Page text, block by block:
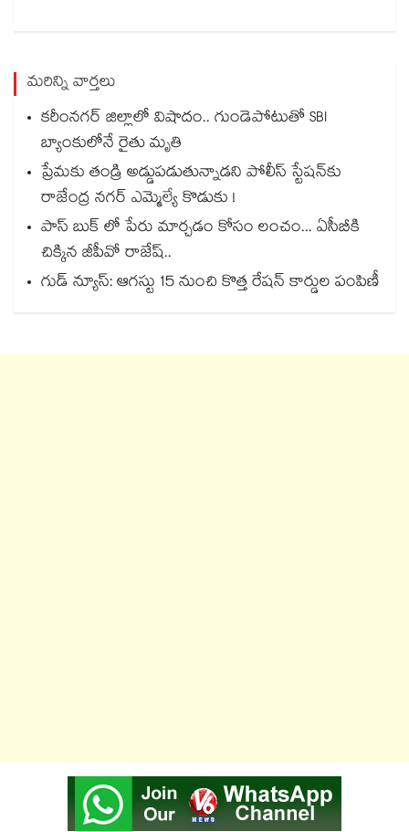
మరిన్ని వార్తలు
కరీంనగర్ జిల్లాలో విషాదం.. గుండెపోటుతో SBI
బ్యాంకులోనే రైతు మృతి
ప్రేమకు తండ్రి అడ్డుపడుతున్నాడని పోలీస్ స్టేషన్⁪కు
రాజేంద్ర నగర్ ఎమ్మెల్యే కొడుకు !
పాస్ బుక్ లో పేరు మార్చడం కోసం లంచం... ఏసీబీకి
చిక్కిన జీపీవో రాజేష్..
గుడ్ న్యూస్: ఆగస్టు 15 నుంచి కొత్త రేషన్ కార్డుల పంపిణీ